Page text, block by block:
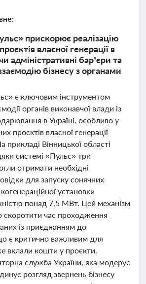
прискорює реалізацію
власної генерації в
адміністративні бар’єри та
бізнесу з органами
є ключовим інструментом
органів виконавчої влади із
в Україні, особливо у
проєктів власної генерації
прикладі Вінницької області
системі «Пульс» три
отримати необхідні
для запуску сонячних
установки
понад 7,5 МВт. Цей механізм
скоротити час проходження
із приєднанням до
є критично важливим для
вклали кошти у проєкти.
служба України, яка модерує
розгляд звернень бізнесу